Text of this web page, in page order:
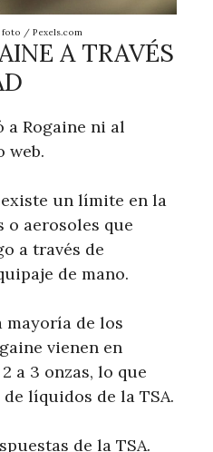
/ Pexels.com
A TRAVÉS
a Rogaine ni al
web.
un límite en la
aerosoles que
a través de
de mano.
mayoría de los
vienen en
a 3 onzas, lo que
líquidos de la TSA.
de la TSA.